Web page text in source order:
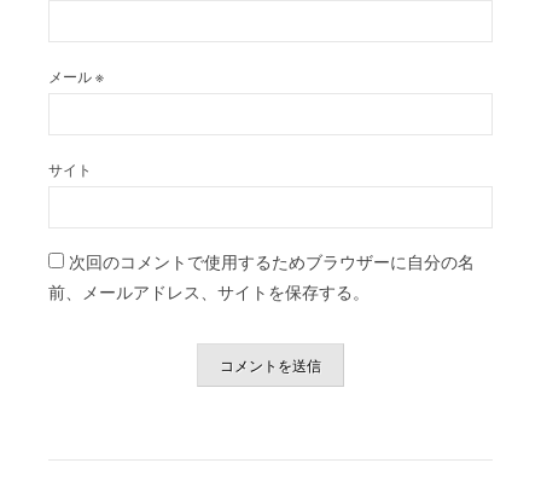
メール※
サイト
次回のコメントで使用するためブラウザーに自分の名
前、メールアドレス、サイトを保存する。